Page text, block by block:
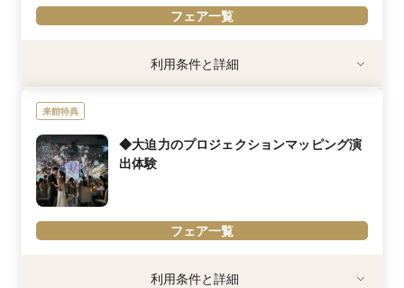
4万円相当の黒毛和牛ハーフコースを無料でご試食いただけます。
フェア一覧
ご希望のドレスラインやブランドがありましたらお気軽にご相談く
利用条件と詳細
来館特典
◆大迫力のプロジェクションマッピング演
出体験
フェア一覧
利用条件と詳細